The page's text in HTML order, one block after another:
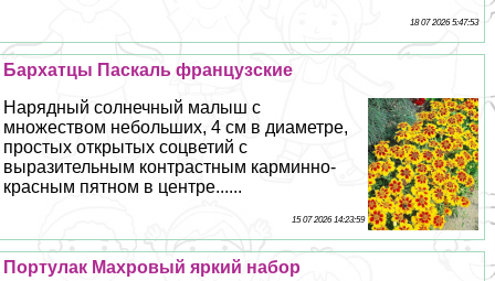
18 07 2026 5:47:53
Бархатцы Паскаль французские
Нарядный солнечный малыш с
множеством небольших, 4 см в диаметре,
простых открытых соцветий с
выразительным контрастным карминно-
красным пятном в центре......
15 07 2026 14:23:59
Портулак Махровый яркий набор